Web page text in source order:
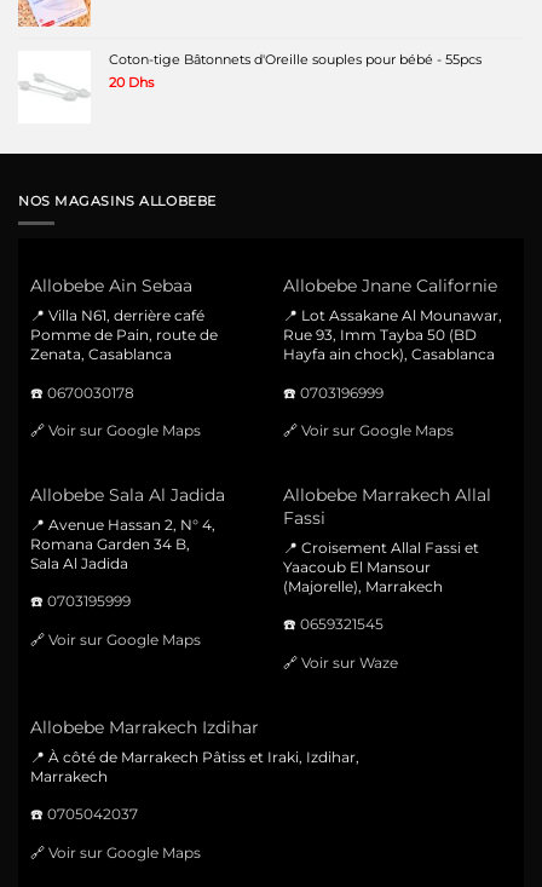
Coton-tige Bâtonnets d'Oreille souples pour bébé - 55pcs
20 Dhs
NOS MAGASINS ALLOBEBE
Allobebe Ain Sebaa
📍 Villa N61, derrière café
Pomme de Pain, route de
Zenata, Casablanca
☎️ 0670030178
🔗 Voir sur Google Maps
Allobebe Jnane Californie
📍 Lot Assakane Al Mounawar,
Rue 93, Imm Tayba 50 (BD
Hayfa ain chock), Casablanca
☎️ 0703196999
🔗 Voir sur Google Maps
Allobebe Sala Al Jadida
📍 Avenue Hassan 2, N° 4,
Romana Garden 34 B,
Sala Al Jadida
☎️ 0703195999
🔗 Voir sur Google Maps
Allobebe Marrakech Allal
Fassi
📍 Croisement Allal Fassi et
Yaacoub El Mansour
(Majorelle), Marrakech
☎️ 0659321545
🔗 Voir sur Waze
Allobebe Marrakech Izdihar
📍 À côté de Marrakech Pâtiss et Iraki, Izdihar,
Marrakech
☎️ 0705042037
🔗 Voir sur Google Maps